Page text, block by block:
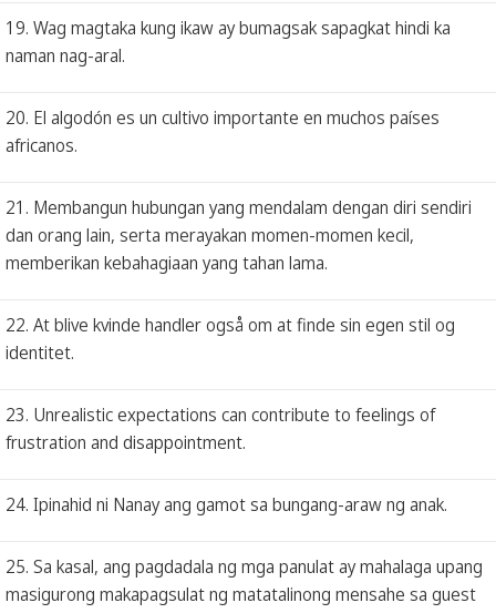
19. Wag magtaka kung ikaw ay bumagsak sapagkat hindi ka
naman nag-aral.
20. El algodón es un cultivo importante en muchos países
africanos.
21. Membangun hubungan yang mendalam dengan diri sendiri
dan orang lain, serta merayakan momen-momen kecil,
memberikan kebahagiaan yang tahan lama.
22. At blive kvinde handler også om at finde sin egen stil og
identitet.
23. Unrealistic expectations can contribute to feelings of
frustration and disappointment.
24. Ipinahid ni Nanay ang gamot sa bungang-araw ng anak.
25. Sa kasal, ang pagdadala ng mga panulat ay mahalaga upang
masigurong makapagsulat ng matatalinong mensahe sa guest